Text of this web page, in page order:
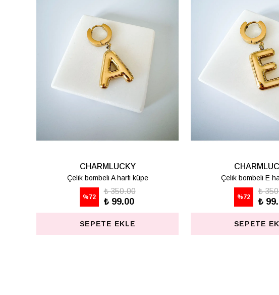
CHARMLUCKY
Çelik bombeli H harfi küpe
72
₺ 350.00
₺ 99.00
SEPETE EKLE
CHARMLUCKY
Çelik bombeli K harfi
72
₺ 350.00
₺ 99.00
SEPETE EKLE